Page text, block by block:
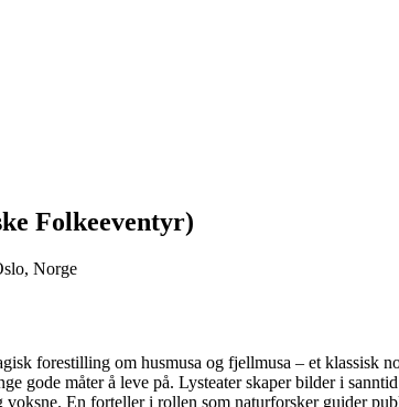
Folkeeventyr)
Norge
forestilling om husmusa og fjellmusa – et klassisk
gode måter å leve på. Lysteater skaper bilder i
voksne. En forteller i rollen som naturforsker guider